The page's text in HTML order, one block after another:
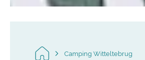
Camping Witteltebrug